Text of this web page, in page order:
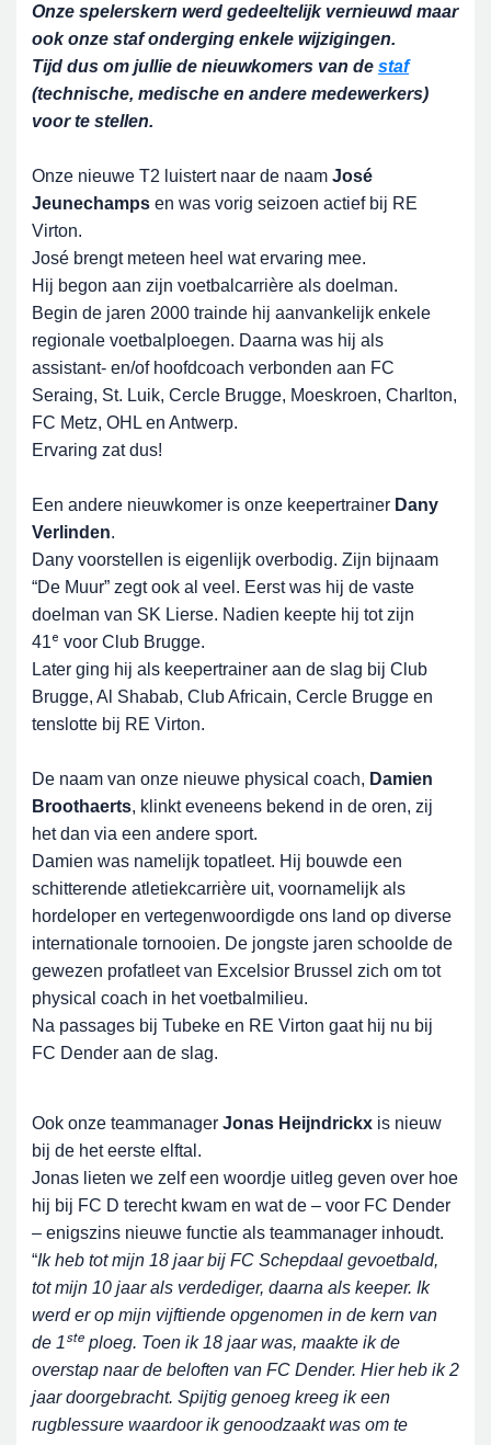
Onze spelerskern werd gedeeltelijk vernieuwd maar
ook onze staf onderging enkele wijzigingen.
Tijd dus om jullie de nieuwkomers van de staf
(technische, medische en andere medewerkers)
voor te stellen.
Onze nieuwe T2 luistert naar de naam José
Jeunechamps en was vorig seizoen actief bij RE
Virton.
José brengt meteen heel wat ervaring mee.
Hij begon aan zijn voetbalcarrière als doelman.
Begin de jaren 2000 trainde hij aanvankelijk enkele
regionale voetbalploegen. Daarna was hij als
assistant- en/of hoofdcoach verbonden aan FC
Seraing, St. Luik, Cercle Brugge, Moeskroen, Charlton,
FC Metz, OHL en Antwerp.
Ervaring zat dus!
Een andere nieuwkomer is onze keepertrainer Dany
Verlinden.
Dany voorstellen is eigenlijk overbodig. Zijn bijnaam
“De Muur” zegt ook al veel. Eerst was hij de vaste
doelman van SK Lierse. Nadien keepte hij tot zijn
41e voor Club Brugge.
Later ging hij als keepertrainer aan de slag bij Club
Brugge, Al Shabab, Club Africain, Cercle Brugge en
tenslotte bij RE Virton.
De naam van onze nieuwe physical coach, Damien
Broothaerts, klinkt eveneens bekend in de oren, zij
het dan via een andere sport.
Damien was namelijk topatleet. Hij bouwde een
schitterende atletiekcarrière uit, voornamelijk als
hordeloper en vertegenwoordigde ons land op diverse
internationale tornooien. De jongste jaren schoolde de
gewezen profatleet van Excelsior Brussel zich om tot
physical coach in het voetbalmilieu.
Na passages bij Tubeke en RE Virton gaat hij nu bij
FC Dender aan de slag.
Ook onze teammanager Jonas Heijndrickx is nieuw
bij de het eerste elftal.
Jonas lieten we zelf een woordje uitleg geven over hoe
hij bij FC D terecht kwam en wat de – voor FC Dender
– enigszins nieuwe functie als teammanager inhoudt.
“Ik heb tot mijn 18 jaar bij FC Schepdaal gevoetbald,
tot mijn 10 jaar als verdediger, daarna als keeper. Ik
werd er op mijn vijftiende opgenomen in de kern van
de 1ste ploeg. Toen ik 18 jaar was, maakte ik de
overstap naar de beloften van FC Dender. Hier heb ik 2
jaar doorgebracht. Spijtig genoeg kreeg ik een
rugblessure waardoor ik genoodzaakt was om te